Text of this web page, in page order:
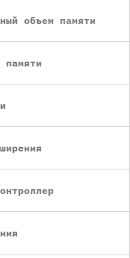
объем памяти
памяти